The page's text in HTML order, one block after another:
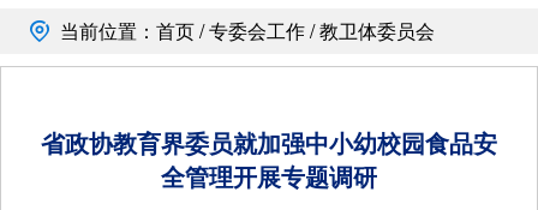
当前位置：首页 / 专委会工作 / 教卫体委员会
省政协教育界委员就加强中小幼校园食品安
全管理开展专题调研